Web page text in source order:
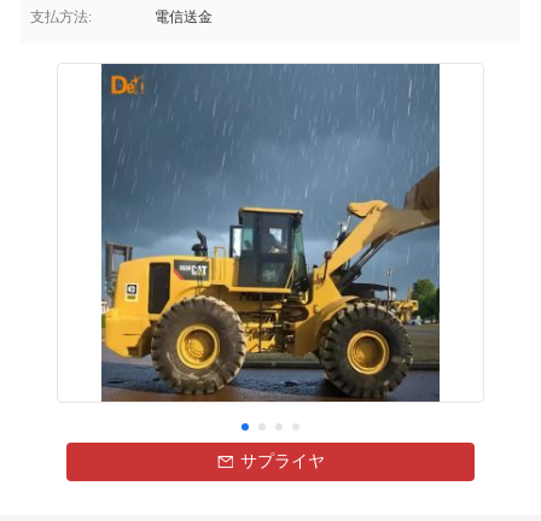
支払方法:
電信送金
サプライヤ